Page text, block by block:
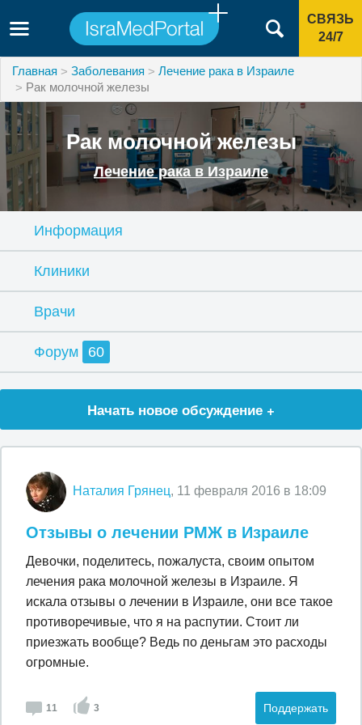
СВЯЗЬ
24/7
Главная Заболевания
Лечение рака в Израиле
Рак молочной железы
Рак молочной железы
Лечение рака в Израиле
Информация
Клиники
Врачи
Форум 60
Начать новое обсуждение +
Наталия Грянец, 11 февраля 2016 в 18:09
Отзывы о лечении РМЖ в Израиле
Девочки, поделитесь, пожалуста, своим опытом
лечения рака молочной железы в Израиле. Я
искала отзывы о лечении в Израиле, они все такое
противоречивые, что я на распутии. Стоит ли
приезжать вообще? Ведь по деньгам это расходы
огромные.
11 3 Поддержать